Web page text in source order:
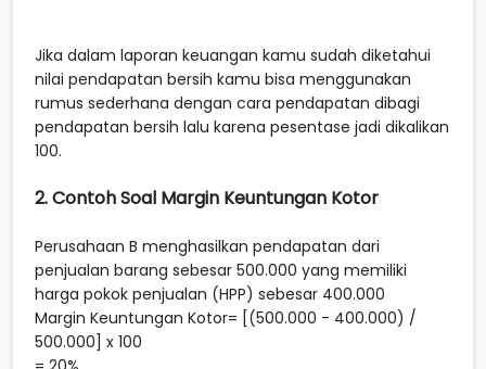
Jika dalam laporan keuangan kamu sudah diketahui
nilai pendapatan bersih kamu bisa menggunakan
rumus sederhana dengan cara pendapatan dibagi
pendapatan bersih lalu karena pesentase jadi dikalikan
100.
2. Contoh Soal Margin Keuntungan Kotor
Perusahaan B menghasilkan pendapatan dari
penjualan barang sebesar 500.000 yang memiliki
harga pokok penjualan (HPP) sebesar 400.000
Margin Keuntungan Kotor= [(500.000 - 400.000) /
500.000] x 100